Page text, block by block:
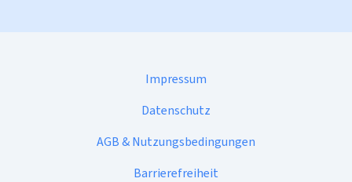
Impressum
Datenschutz
AGB & Nutzungsbedingungen
Barrierefreiheit